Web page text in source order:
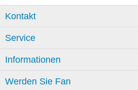
Kontakt
Service
Informationen
Werden Sie Fan